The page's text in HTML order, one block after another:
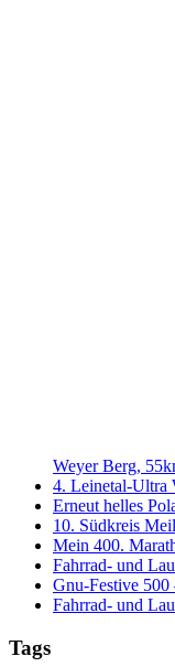
Weyer Berg,
4. Leinetal-Ultra
Erneut helles
10. Südkreis
Mein 400.
Fahrrad- und
Gnu-Festive 500
Fahrrad- und
Tags